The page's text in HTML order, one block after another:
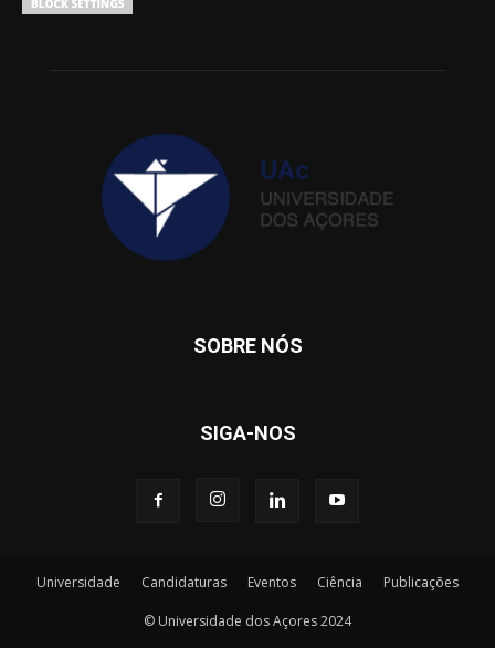
SOBRE NÓS
SIGA-NOS
Universidade Candidaturas Eventos Ciência Publicações
© Universidade dos Açores 2024